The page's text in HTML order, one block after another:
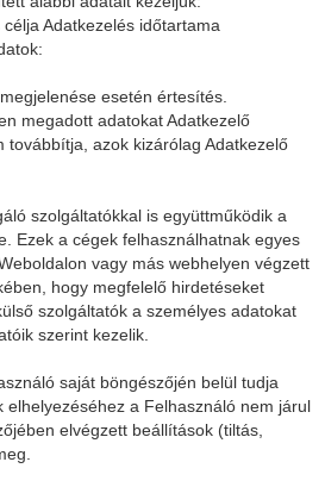
Adatkezelés időtartama
esetén értesítés.
megadott adatokat Adatkezelő
továbbítja, azok kizárólag Adatkezelő
szolgáltatókkal is együttműködik a
Ezek a cégek felhasználhatnak egyes
vagy más webhelyen végzett
hogy megfelelő hirdetéseket
szolgáltatók a személyes adatokat
szerint kezelik.
saját böngészőjén belül tudja
elhelyezéséhez a Felhasználó nem járul
elvégzett beállítások (tiltás,